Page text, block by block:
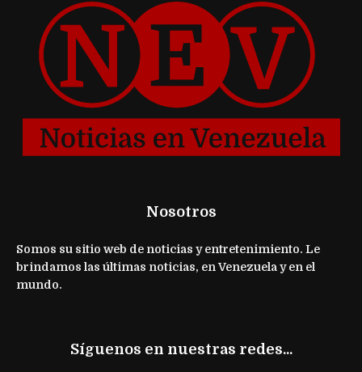
Nosotros
Somos su sitio web de noticias y entretenimiento. Le
brindamos las últimas noticias, en Venezuela y en el
mundo.
Síguenos en nuestras redes...